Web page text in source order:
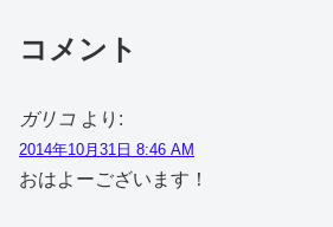
コメント
ガリコ より:
2014年10月31日 8:46 AM
おはよーございます！